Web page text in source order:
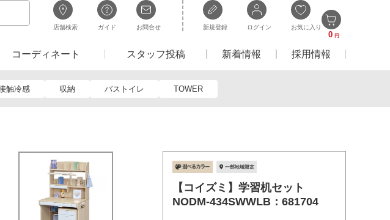
店舗検索 ガイド お問合せ 新規登録 ログイン お気に入り
0 円
コーディネート スタッフ投稿 新着情報 採用情報
触冷感 収納 バストイレ TOWER
【コイズミ】学習机セット
NODM-434SWWLB：681704